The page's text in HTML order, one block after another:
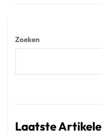
Zoeken
Laatste